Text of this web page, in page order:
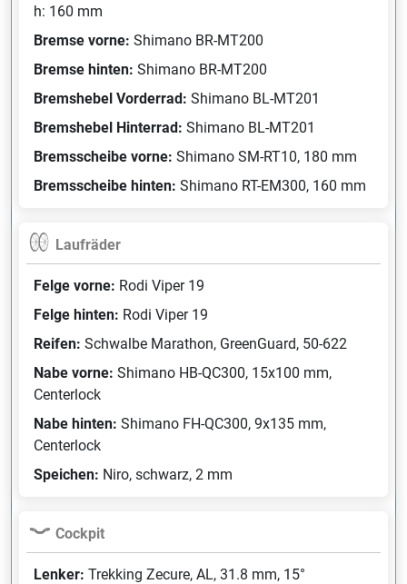
h: 160 mm
Bremse vorne: Shimano BR-MT200
Bremse hinten: Shimano BR-MT200
Bremshebel Vorderrad: Shimano BL-MT201
Bremshebel Hinterrad: Shimano BL-MT201
Bremsscheibe vorne: Shimano SM-RT10, 180 mm
Bremsscheibe hinten: Shimano RT-EM300, 160 mm
Laufräder
Felge vorne: Rodi Viper 19
Felge hinten: Rodi Viper 19
Reifen: Schwalbe Marathon, GreenGuard, 50-622
Nabe vorne: Shimano HB-QC300, 15x100 mm,
Centerlock
Nabe hinten: Shimano FH-QC300, 9x135 mm,
Centerlock
Speichen: Niro, schwarz, 2 mm
Cockpit
Lenker: Trekking Zecure, AL, 31.8 mm, 15°